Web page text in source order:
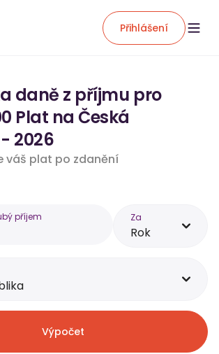
Přihlášení
daně z příjmu pro
Plat na Česká
2026
váš plat po zdanění
příjem Za
Rok
Výpočet